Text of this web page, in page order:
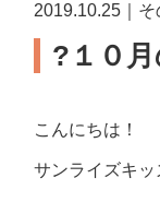
2019.10.25｜そ
?１０
こんにちは！
サンライズキ